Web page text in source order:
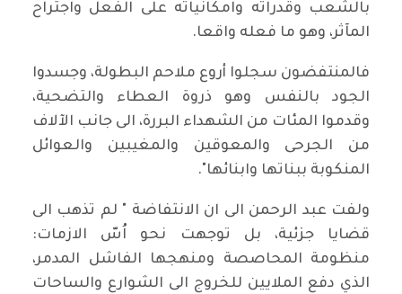
بالشعب وقدراته وامكانياته على الفعل واجتراح
المآثر، وهو ما فعله واقعا.
فالمنتفضون سجلوا أروع ملاحم البطولة، وجسدوا
الجود بالنفس وهو ذروة العطاء والتضحية،
وقدموا المئات من الشهداء البررة، الى جانب الآلاف
من الجرحى والمعوقين والمغيبين والعوائل
المنكوبة ببناتها وابنائها".
ولفت عبد الرحمن الى ان الانتفاضة " لم تذهب الى
قضايا جزئية، بل توجهت نحو اُسّ الازمات:
منظومة المحاصصة ومنهجها الفاشل المدمر،
الذي دفع الملايين للخروج الى الشوارع والساحات